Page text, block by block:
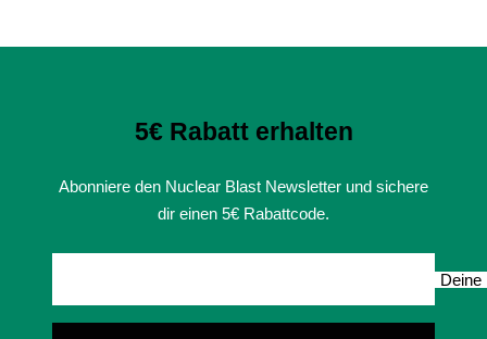
5€ Rabatt erhalten
Abonniere den Nuclear Blast Newsletter und sichere
dir einen 5€ Rabattcode.
Deine